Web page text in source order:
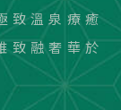
致溫泉療癒
致融奢華於